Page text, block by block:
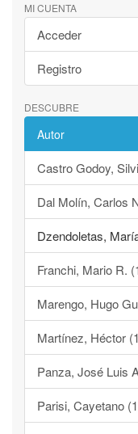
MI CUENTA
Acceder
Registro
DESCUBRE
Autor
Castro Godoy,
Dal Molín, Carlos
Dzendoletas,
Franchi, Mario R.
Marengo, Hugo
Martínez, Héctor
Panza, José Luis
Parisi, Cayetano